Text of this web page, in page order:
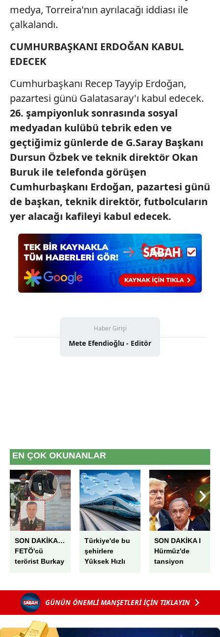
medya, Torreira'nın ayrılacağı iddiası ile
çalkalandı.
CUMHURBAŞKANI ERDOĞAN KABUL
EDECEK
Cumhurbaşkanı Recep Tayyip Erdoğan,
pazartesi günü Galatasaray'ı kabul edecek.
26. şampiyonluk sonrasında sosyal
medyadan kulübü tebrik eden ve
geçtiğimiz günlerde de G.Saray Başkanı
Dursun Özbek ve teknik direktör Okan
Buruk ile telefonda görüşen
Cumhurbaşkanı Erdoğan, pazartesi günü
de başkan, teknik direktör, futbolcuların
yeralacağı kafileyi kabul edecek.
Haber Girişi
Mete Efendioğlu - Editör
EN ÇOK OKUNANLAR
SON DAKİKA…
FETÖ'cü
terörist Burkay
o operasyonun
perde arkası:
Yıllarca
başkasının
kimliğini
Türkiye'de bu
şehirlere
Yüksek Hızlı
Uraloğlu tarih
verdi
SON DAKİKA I
Hürmüz'de
tansiyon
ABD savaş
uçakları
GÜNÜN ÖNEMLİ MANŞETLERİ İÇİN TIKLAYIN